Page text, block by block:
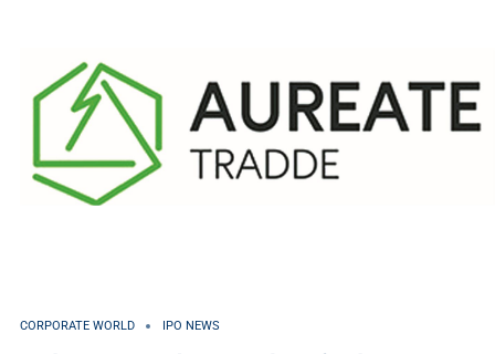
CORPORATE WORLD IPO NEWS